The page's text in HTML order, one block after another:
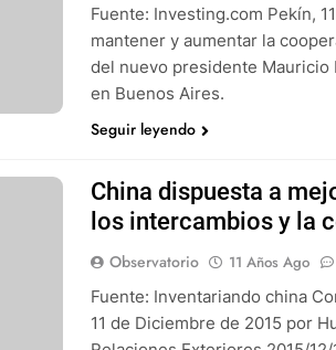
Fuente: Investing.com Pekín,
mantener y aumentar la
del nuevo presidente Mauricio
en Buenos Aires.
Seguir leyendo
China dispuesta a
los intercambios y la
Observatorio 11 Años Ago
Fuente: Inventariando china
11 de Diciembre de 2015 por